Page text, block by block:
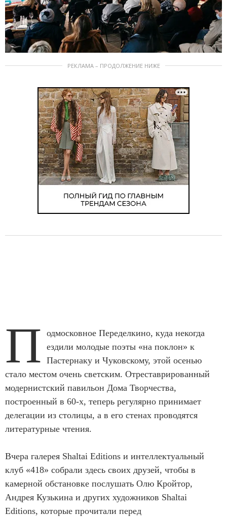
РЕКЛАМА – ПРОДОЛЖЕНИЕ НИЖЕ
П одмосковное Переделкино, куда некогда
ездили молодые поэты «на поклон» к
Пастернаку и Чуковскому, этой осенью
стало местом очень светским. Отреставрированный
модернистский павильон Дома Творчества,
построенный в 60-х, теперь регулярно принимает
делегации из столицы, а в его стенах проводятся
литературные чтения.
Вчера галерея Shaltai Editions и интеллектуальный
клуб «418» собрали здесь своих друзей, чтобы в
камерной обстановке послушать Олю Кройтор,
Андрея Кузькина и других художников Shaltai
Editions, которые прочитали перед